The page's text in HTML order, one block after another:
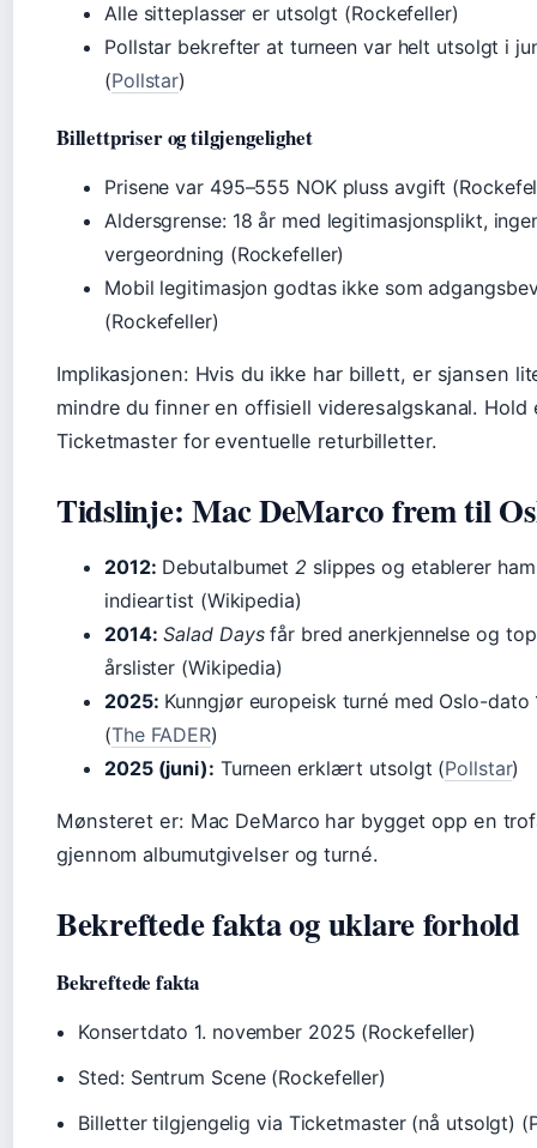
Alle sitteplasser er utsolgt (Rockefeller)
Pollstar bekrefter at turneen var helt utsolgt i
(Pollstar)
Billettpriser og tilgjengelighet
Prisene var 495–555 NOK pluss avgift
Aldersgrense: 18 år med legitimasjonsplikt,
vergeordning (Rockefeller)
Mobil legitimasjon godtas ikke som
(Rockefeller)
Implikasjonen: Hvis du ikke har billett, er sjansen
mindre du finner en offisiell videresalgskanal. Hold
Ticketmaster for eventuelle returbilletter.
Tidslinje: Mac DeMarco frem til
2012: Debutalbumet2 slippes og etablerer
indieartist (Wikipedia)
2014: Salad Daysfår bred anerkjennelse og
årslister (Wikipedia)
2025: Kunngjør europeisk turné med Oslo-dato
(The FADER)
2025 (juni): Turneen erklært utsolgt (Pollstar)
Mønsteret er: Mac DeMarco har bygget opp en
gjennom albumutgivelser og turné.
Bekreftede fakta og uklare forhold
Bekreftede fakta
Konsertdato 1. november 2025 (Rockefeller)
Sted: Sentrum Scene (Rockefeller)
Billetter tilgjengelig via Ticketmaster (nå utsolgt)